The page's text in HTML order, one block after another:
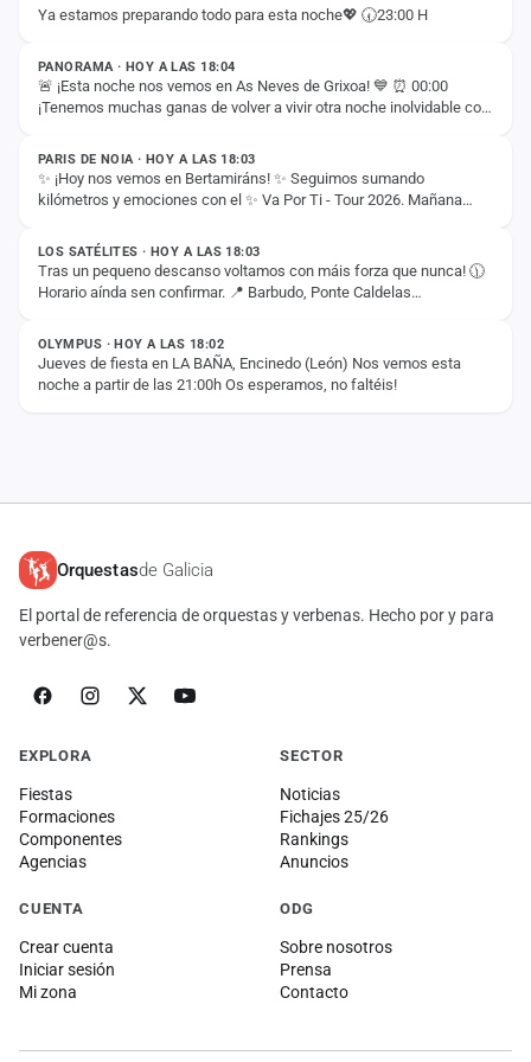
Ya estamos preparando todo para esta noche💖 🕢23:00 H
ESTADO
PANORAMA · HOY A LAS 18:04
🚨 ¡Esta noche nos vemos en As Neves de Grixoa! 💙 ⏰ 00:00
¡Tenemos muchas ganas de volver a vivir otra noche inolvidable con
ESTADO
PARIS DE NOIA · HOY A LAS 18:03
✨ ¡Hoy nos vemos en Bertamiráns! ✨ Seguimos sumando
kilómetros y emociones con el ✨ Va Por Ti - Tour 2026. Mañana
ESTADO
LOS SATÉLITES · HOY A LAS 18:03
Tras un pequeno descanso voltamos con máis forza que nunca! 🕦
Horario aínda sen confirmar. 📍 Barbudo, Ponte Caldelas
ESTADO
OLYMPUS · HOY A LAS 18:02
Jueves de fiesta en LA BAÑA, Encinedo (León) Nos vemos esta
noche a partir de las 21:00h Os esperamos, no faltéis!
Orquestasde Galicia
El portal de referencia de orquestas y verbenas. Hecho por y para
verbener@s.
EXPLORA
Fiestas
Formaciones
Componentes
Agencias
SECTOR
Noticias
Fichajes 25/26
Rankings
Anuncios
CUENTA
Crear cuenta
Iniciar sesión
Mi zona
ODG
Sobre nosotros
Prensa
Contacto
cuenta
Administración
Contacto